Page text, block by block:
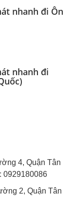
nhanh đi Ôn
nhanh đi
4, Quận Tân
0929180086
2, Quận Tân